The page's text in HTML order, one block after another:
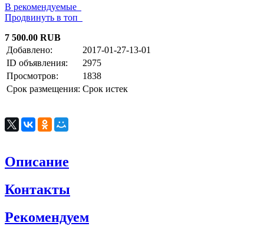
В рекомендуемые
Продвинуть в топ
7 500.00 RUB
Добавлено:
2017-01-27-13-01
ID объявления:
2975
Просмотров:
1838
Срок размещения: Срок истек
Описание
Контакты
Рекомендуем